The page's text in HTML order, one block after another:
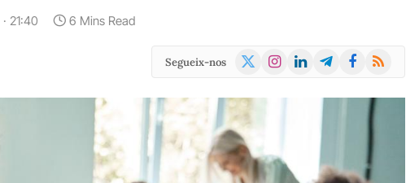
21:40 6 Mins Read
Segueix-nos
X
Instagram
LinkedInTelegramFacebook
RSS